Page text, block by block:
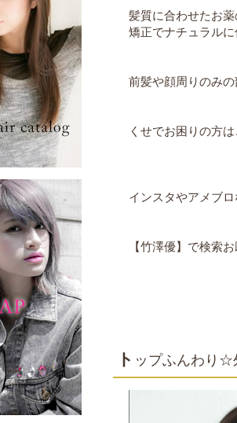
髪質に合わせたお
矯正でナチュラル
前髪や顔周りのみ
くせでお困りの方
インスタやアメブ
【竹澤優】で検索
ト ップふんわり☆